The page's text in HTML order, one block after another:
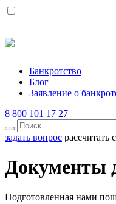
Банкротство
Блог
Заявление о
8 800 101 17 27
задать вопрос рассчитать
Документы
Подготовленная нами